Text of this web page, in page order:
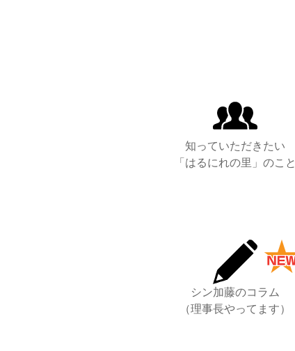
知っていただきたい
「はるにれの里」のこと
シン加藤のコラム
（理事長やってます）